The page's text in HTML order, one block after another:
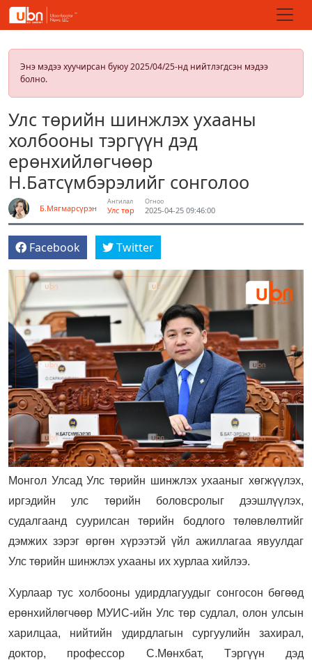
Энэ мэдээ хуучирсан буюу 2025/04/25-нд нийтлэгдсэн мэдээ
болно.
Улс төрийн шинжлэх ухааны
холбооны тэргүүн дэд
ерөнхийлөгчөөр
Н.Батсүмбэрэлийг сонголоо
Б.Мягмарсүрэн
Ангилал
Улс төр
Огноо
2025-04-25 09:46:00
Facebook Twitter
Монгол Улсад Улс төрийн шинжлэх ухааныг хөгжүүлэх,
иргэдийн улс төрийн боловсролыг дээшлүүлэх,
судалгаанд суурилсан төрийн бодлого төлөвлөлтийг
дэмжих зэрэг өргөн хүрээтэй үйл ажиллагаа явуулдаг
Улс төрийн шинжлэх ухааны их хурлаа хийлээ.
Хурлаар тус холбооны удирдлагуудыг сонгосон бөгөөд
ерөнхийлөгчөөр МУИС-ийн Улс төр судлал, олон улсын
харилцаа, нийтийн удирдлагын сургуулийн захирал,
доктор, профессор С.Мөнхбат, Тэргүүн дэд